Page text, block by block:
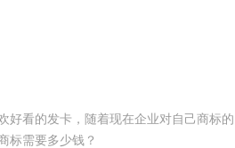
好看的发卡，随着现在企业对自己商标的
标需要多少钱？